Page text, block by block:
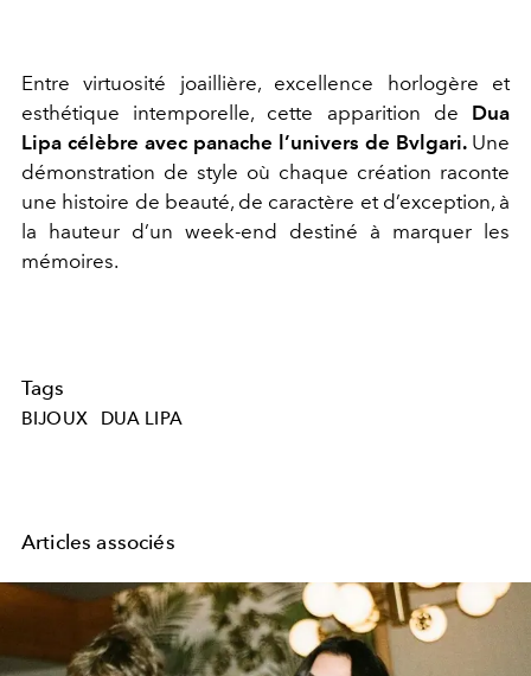
Entre virtuosité joaillière, excellence horlogère et
esthétique intemporelle, cette apparition de Dua
Lipa célèbre avec panache l’univers de Bvlgari. Une
démonstration de style où chaque création raconte
une histoire de beauté, de caractère et d’exception, à
la hauteur d’un week-end destiné à marquer les
mémoires.
Tags
BIJOUX DUA LIPA
Articles associés